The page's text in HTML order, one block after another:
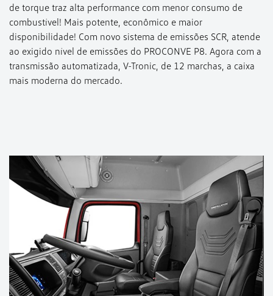
de torque traz alta performance com menor consumo de
combustível! Mais potente, econômico e maior
disponibilidade! Com novo sistema de emissões SCR, atende
ao exigido nível de emissões do PROCONVE P8. Agora com a
transmissão automatizada, V-Tronic, de 12 marchas, a caixa
mais moderna do mercado.